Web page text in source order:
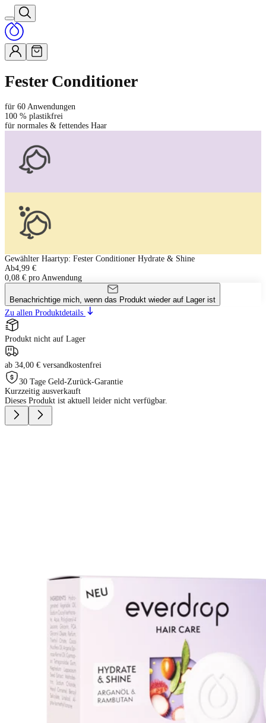
Fester Conditioner
für 60 Anwendungen
100 % plastikfrei
für normales & fettendes Haar
Gewählter Haartyp: Fester Conditioner Hydrate & Shine
Ab4,99 €
0,08 € pro Anwendung
Benachrichtige mich, wenn das Produkt wieder auf Lager ist
Zu allen Produktdetails
Produkt nicht auf Lager
ab 34,00 € versandkostenfrei
30 Tage Geld-Zurück-Garantie
Kurzzeitig ausverkauft
Dieses Produkt ist aktuell leider nicht verfügbar.